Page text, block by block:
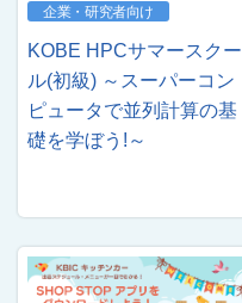
企業・研究者向け
KOBE HPCサマースクー
ル(初級) ～スーパーコン
ピュータで並列計算の基
礎を学ぼう!～